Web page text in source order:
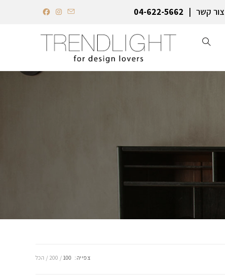
צור קשר 04-622-5662‏
צפייה: 100
200 הכל